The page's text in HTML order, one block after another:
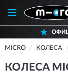
MICRO КОЛЕСА
КОЛЕСА